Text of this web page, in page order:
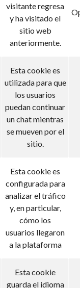
visitante regresa
y ha visitado el
sitio web
anteriormente.
Esta cookie es
utilizada para que
los usuarios
puedan continuar
un chat mientras
se mueven por el
sitio.
Esta cookie es
configurada para
analizar el tráfico
y, en particular,
cómo los
usuarios llegaron
a la plataforma
Esta cookie
guarda el idioma